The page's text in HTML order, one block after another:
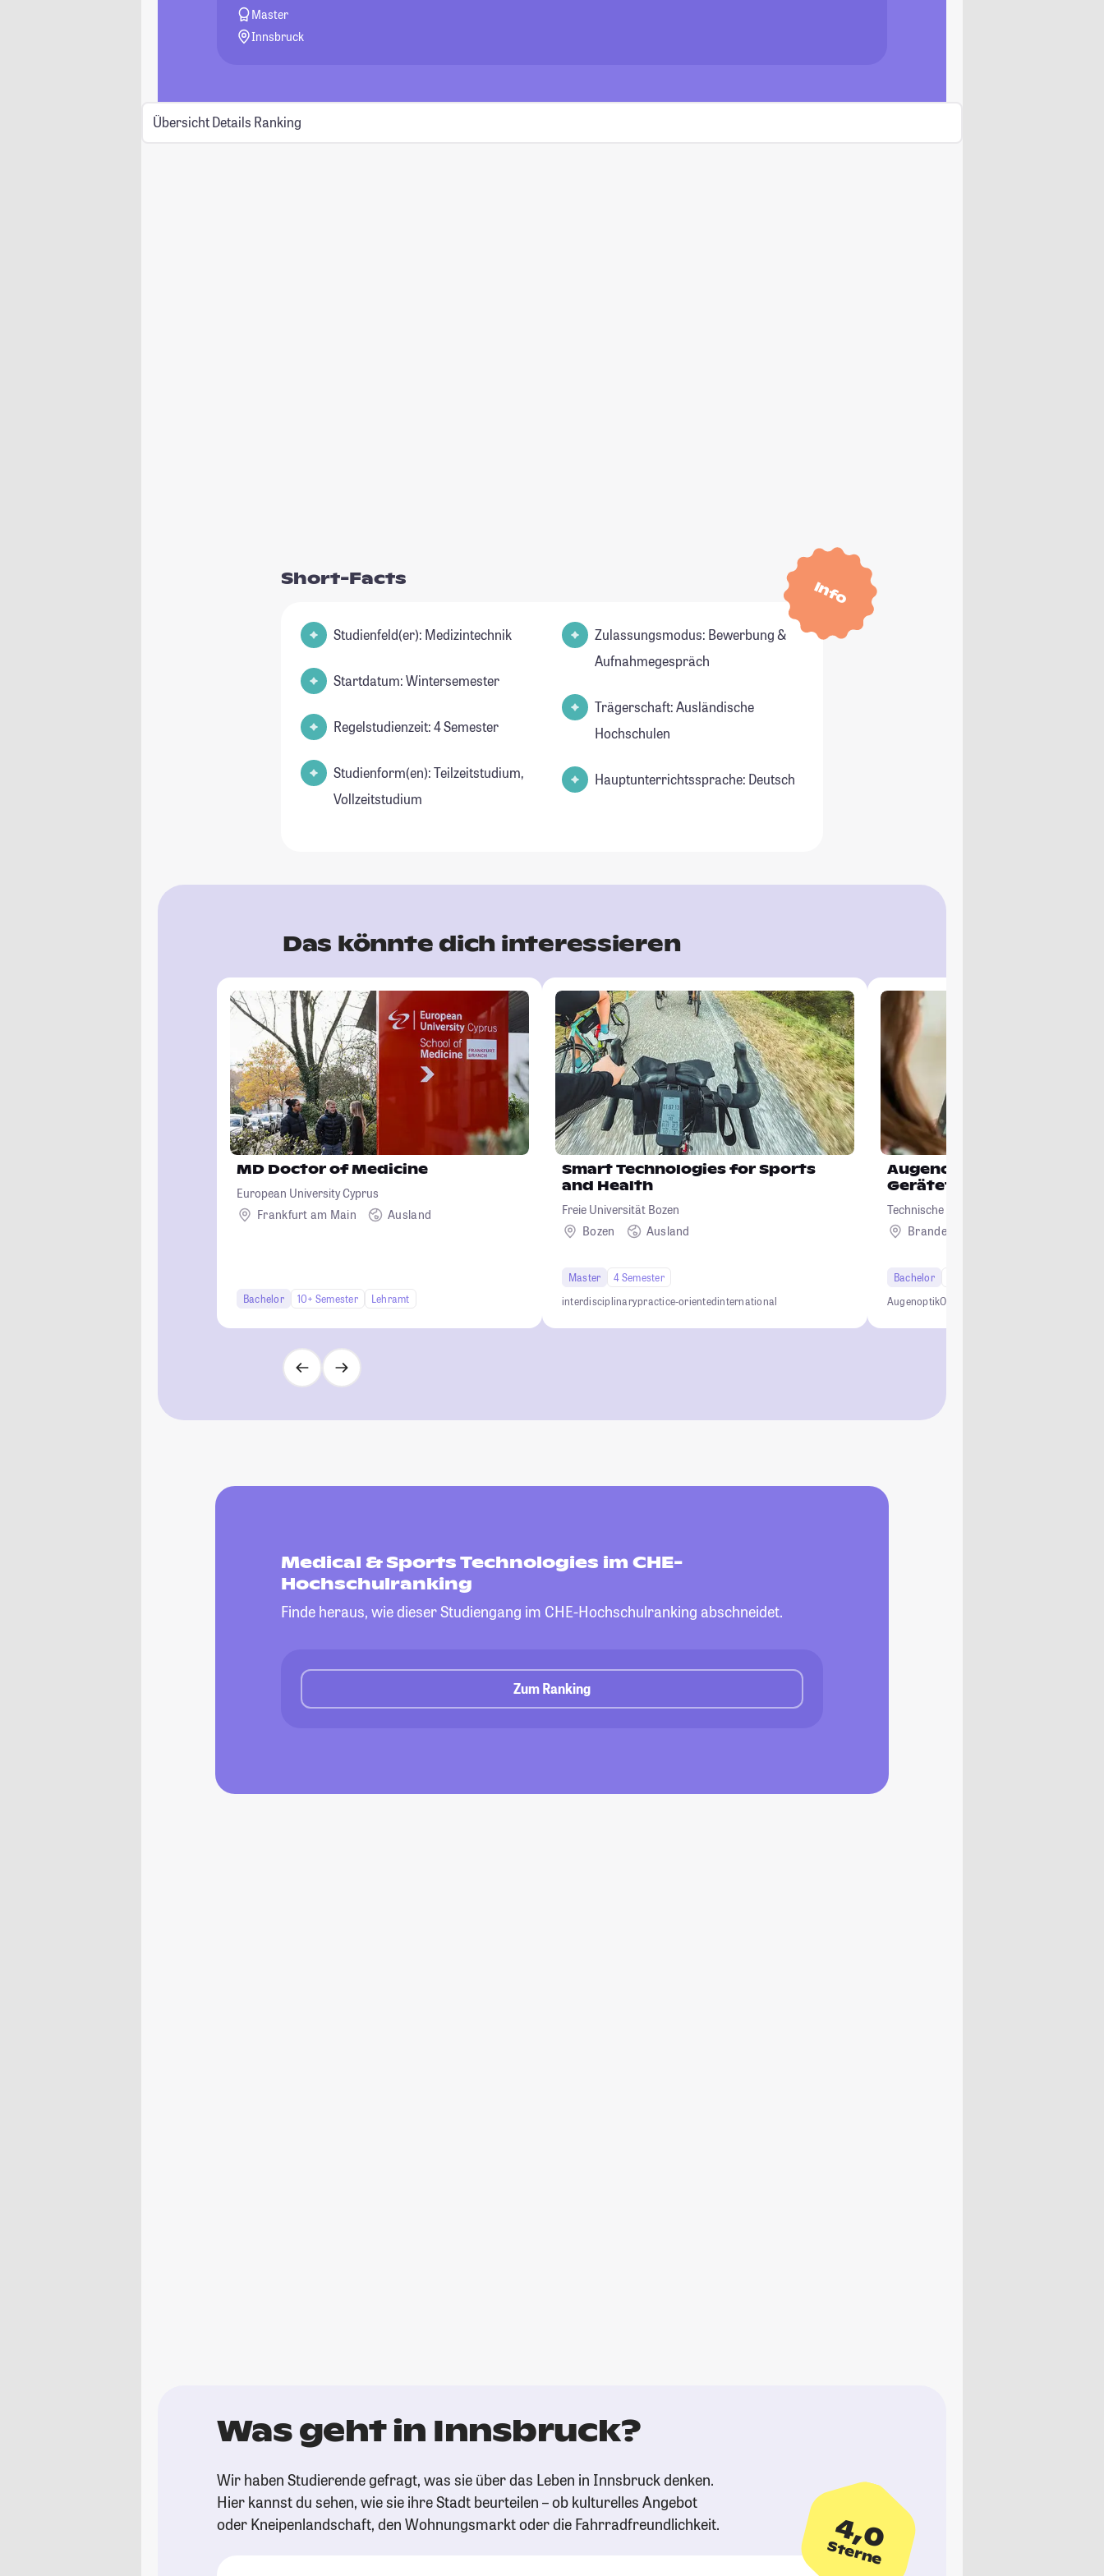
Master
Innsbruck
Übersicht Details Ranking
Info
Short-Facts
Studienfeld(er): Medizintechnik
Startdatum: Wintersemester
Regelstudienzeit: 4 Semester
Studienform(en): Teilzeitstudium,
Vollzeitstudium
Zulassungsmodus: Bewerbung &
Aufnahmegespräch
Trägerschaft: Ausländische
Hochschulen
Hauptunterrichtssprache: Deutsch
Das könnte dich interessieren
MD Doctor of Medicine
European University Cyprus
Frankfurt am Main
Ausland
Bachelor 10+ Semester Lehramt
Smart Technologies for Sports
and Health
Freie Universität Bozen
Bozen
Ausland
Master
4 Semester
interdisciplinarypractice-orientedinternational
Augenoptik/ Optische
Gerätetechnik
Technische Hochschule Brandenburg
Brandenburg
Bachelor
AugenoptikOptische Geräte
Medical & Sports Technologies im CHE-
Hochschulranking
Finde heraus, wie dieser Studiengang im CHE-Hochschulranking abschneidet.
Zum Ranking
Was geht in Innsbruck?
Wir haben Studierende gefragt, was sie über das Leben in Innsbruck denken.
Hier kannst du sehen, wie sie ihre Stadt beurteilen – ob kulturelles Angebot
oder Kneipenlandschaft, den Wohnungsmarkt oder die Fahrradfreundlichkeit.
4,0
Sterne